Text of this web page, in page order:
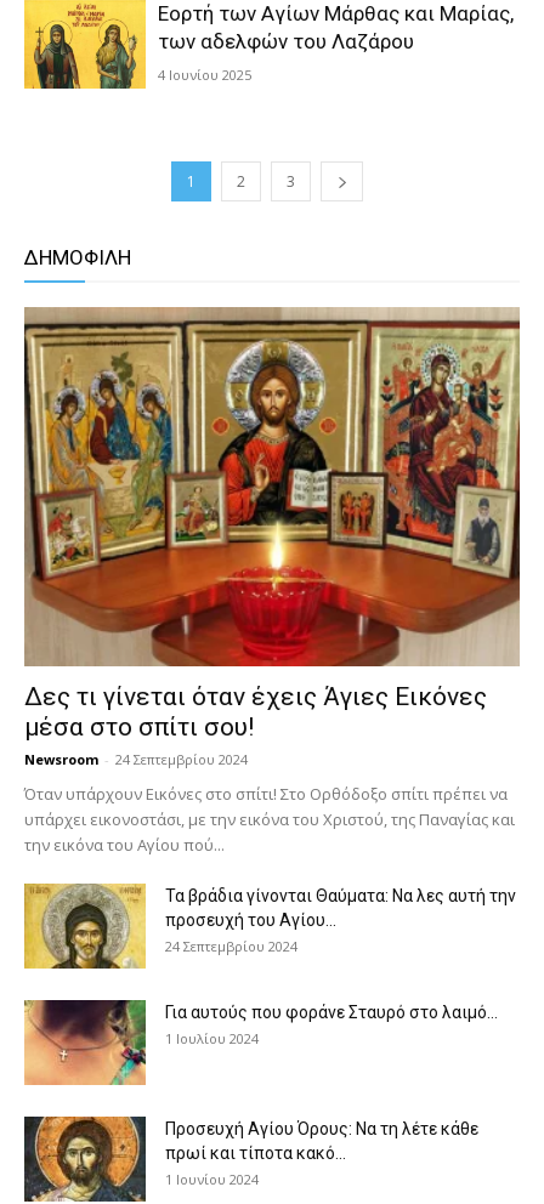
Εορτή των Αγίων Μάρθας και Μαρίας,
των αδελφών του Λαζάρου
4 Ιουνίου 2025
1 2 3
ΔΗΜΟΦΙΛΗ
Δες τι γίνεται όταν έχεις Άγιες Εικόνες
μέσα στο σπίτι σου!
Newsroom - 24 Σεπτεμβρίου 2024
Όταν υπάρχουν Εικόνες στο σπίτι! Στο Ορθόδοξο σπίτι πρέπει να
υπάρχει εικονοστάσι, με την εικόνα του Χριστού, της Παν­αγίας και
την εικόνα του Αγίου πού...
Τα βράδια γίνονται Θαύματα: Να λες αυτή την
προσευχή του Αγίου...
24 Σεπτεμβρίου 2024
Για αυτούς που φοράνε Σταυρό στο λαιμό…
1 Ιουλίου 2024
Προσευχή Αγίου Όρους: Να τη λέτε κάθε
πρωί και τίποτα κακό...
1 Ιουνίου 2024